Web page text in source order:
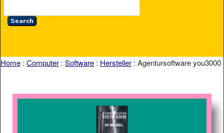
Home : Computer : Software : Hersteller : Agentursoftware you3000